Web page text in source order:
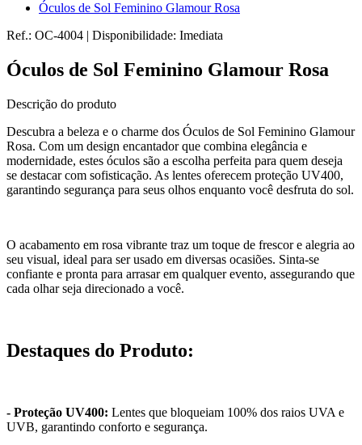
Óculos de Sol Feminino Glamour Rosa
Ref.: OC-4004 | Disponibilidade: Imediata
Óculos de Sol Feminino Glamour Rosa
Descrição do produto
Descubra a beleza e o charme dos Óculos de Sol Feminino Glamour
Rosa. Com um design encantador que combina elegância e
modernidade, estes óculos são a escolha perfeita para quem deseja
se destacar com sofisticação. As lentes oferecem proteção UV400,
garantindo segurança para seus olhos enquanto você desfruta do sol.
O acabamento em rosa vibrante traz um toque de frescor e alegria ao
seu visual, ideal para ser usado em diversas ocasiões. Sinta-se
confiante e pronta para arrasar em qualquer evento, assegurando que
cada olhar seja direcionado a você.
Destaques do Produto:
- Proteção UV400: Lentes que bloqueiam 100% dos raios UVA e
UVB, garantindo conforto e segurança.